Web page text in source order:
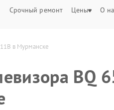
Срочный ремонт Цены О
в Мурманске
BQ